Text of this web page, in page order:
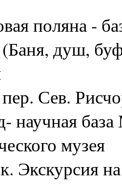
поляна -
душ,
Сев.
научная
музея
Экскурсия